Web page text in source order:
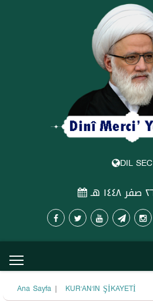
DIL SEC
Ana Sayfa | KUR’AN’IN ŞİKAYETİ